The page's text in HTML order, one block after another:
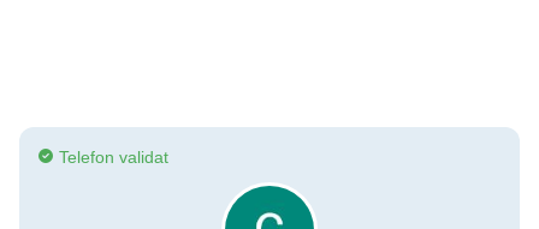
Telefon validat